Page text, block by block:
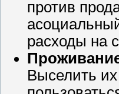
против
расходы на
Выселить